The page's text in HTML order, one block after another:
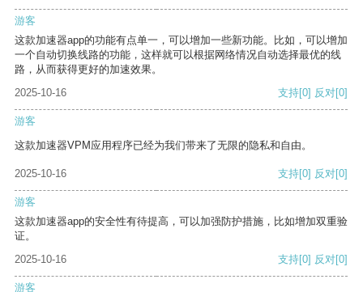
游客
这款加速器app的功能有点单一，可以增加一些新功能。比如，可以增加
一个自动切换线路的功能，这样就可以根据网络情况自动选择最优的线
路，从而获得更好的加速效果。
2025-10-16
支持[0] 反对[0]
游客
这款加速器VPM应用程序已经为我们带来了无限的隐私和自由。
2025-10-16 支持[0] 反对[0]
游客
这款加速器app的安全性有待提高，可以加强防护措施，比如增加双重验
证。
2025-10-16
支持[0] 反对[0]
游客